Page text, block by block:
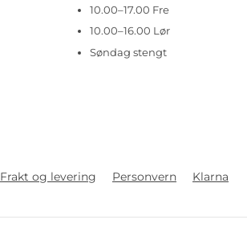
10.00–17.00 Fre
10.00–16.00 Lør
Søndag stengt
Frakt og levering Personvern Klarna